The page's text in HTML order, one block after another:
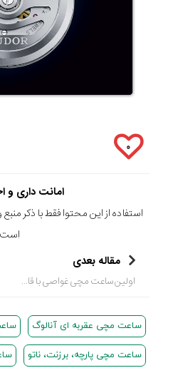
۰
امانت داری و
استفاده از این محتوا فقط با ذکر
مقاله بعدی
اولین ساعت مچی غواصی با قاب دایره ای و مربعی Bell & Ross
ساعت مچی عقربه ای آنالوگ
ساعت مچی پارچه، برزنت، ناتو